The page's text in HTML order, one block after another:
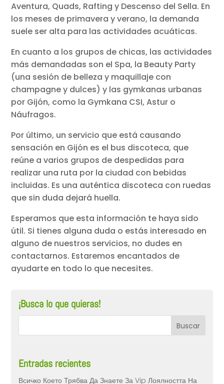
Aventura, Quads, Rafting y Descenso del Sella. En
los meses de primavera y verano, la demanda
suele ser alta para las actividades acuáticas.
En cuanto a los grupos de chicas, las actividades
más demandadas son el Spa, la Beauty Party
(una sesión de belleza y maquillaje con
champagne y dulces) y las gymkanas urbanas
por Gijón, como la Gymkana CSI, Astur o
Náufragos.
Por último, un servicio que está causando
sensación en Gijón es el bus discoteca, que
reúne a varios grupos de despedidas para
realizar una ruta por la ciudad con bebidas
incluidas. Es una auténtica discoteca con ruedas
que sin duda dejará huella.
Esperamos que esta información te haya sido
útil. Si tienes alguna duda o estás interesado en
alguno de nuestros servicios, no dudes en
contactarnos. Estaremos encantados de
ayudarte en todo lo que necesites.
¡Busca lo que quieras!
Entradas recientes
Всичко Което Трябва Да Знаете За Vip Лоялността На